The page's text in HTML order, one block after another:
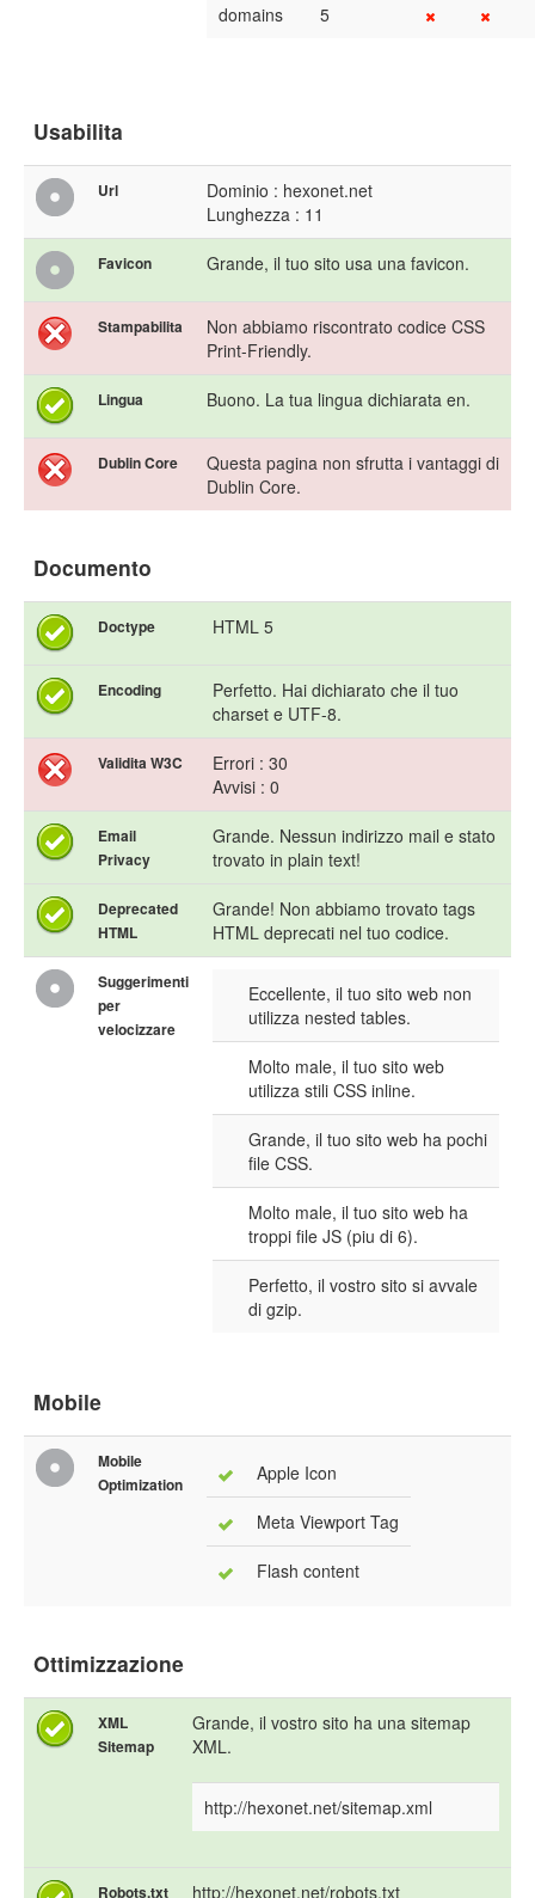
domains 5
Usabilita
Url
Dominio : hexonet.net
Lunghezza : 11
Favicon Grande, il tuo sito usa una favicon.
Stampabilita
Non abbiamo riscontrato codice CSS
Print-Friendly.
Lingua Buono. La tua lingua dichiarata en.
Dublin Core
Questa pagina non sfrutta i vantaggi di
Dublin Core.
Documento
Doctype HTML 5
Encoding
Perfetto. Hai dichiarato che il tuo
charset e UTF-8.
Validita W3C
Errori : 30
Avvisi : 0
Email
Privacy
Grande. Nessun indirizzo mail e stato
trovato in plain text!
Deprecated
HTML
Grande! Non abbiamo trovato tags
HTML deprecati nel tuo codice.
Suggerimenti
per
velocizzare
Eccellente, il tuo sito web non
utilizza nested tables.
Molto male, il tuo sito web
utilizza stili CSS inline.
Grande, il tuo sito web ha pochi
file CSS.
Molto male, il tuo sito web ha
troppi file JS (piu di 6).
Perfetto, il vostro sito si avvale
di gzip.
Mobile
Mobile
Optimization
Apple Icon
Meta Viewport Tag
Flash content
Ottimizzazione
XML
Sitemap
Grande, il vostro sito ha una sitemap
XML.
http://hexonet.net/sitemap.xml
Robots.txt
http://hexonet.net/robots.txt